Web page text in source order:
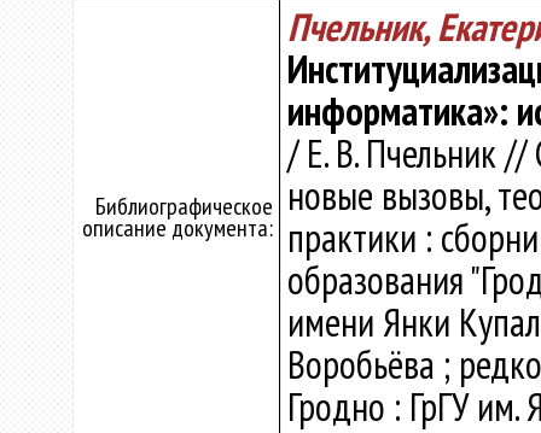
Библиографическое
описание документа:
Пчельник,
информатика»:
/ Е. В. Пчельник //
новые вызовы,
практики :
образования
имени Янки
Воробьёва ;
Гродно : ГрГУ